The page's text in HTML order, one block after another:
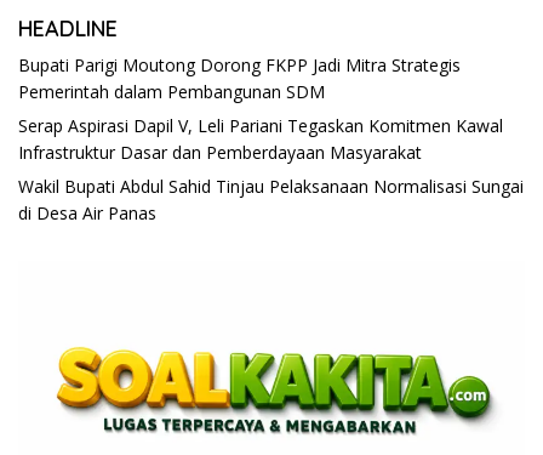
HEADLINE
Bupati Parigi Moutong Dorong FKPP Jadi Mitra Strategis
Pemerintah dalam Pembangunan SDM
Serap Aspirasi Dapil V, Leli Pariani Tegaskan Komitmen Kawal
Infrastruktur Dasar dan Pemberdayaan Masyarakat
Wakil Bupati Abdul Sahid Tinjau Pelaksanaan Normalisasi Sungai
di Desa Air Panas